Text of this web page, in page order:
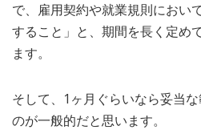
で、雇用契約や就業規則におい
すること」と、期間を長く定め
ます。
そして、1ヶ月ぐらいなら妥当
のが一般的だと思います。